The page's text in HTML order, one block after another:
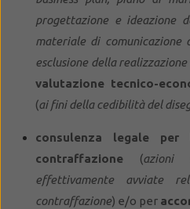
progettazione e ideazione
materiale di comunicazione
esclusione della
valutazione tecnico-
(ai fini della cedibilità del
consulenza legale
contraffazione (azioni
effettivamente avviate
contraffazione) e/o per